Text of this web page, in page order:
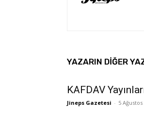
YAZARIN DIĞER
KAFDAV
Jineps Gazetesi - 5 Ağustos